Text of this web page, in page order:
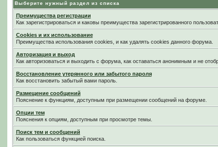
Выберите нужный раздел из списка
Преимущества регистрации
Как зарегистрироваться и каковы преимущества зарегистрированного
Cookies и их использование
Преимущества использования cookies, и как удалять cookies данного форума.
Авторизация и выход
Как авторизоваться и выходить с форума, как оставаться анонимным и не
Восстановление утерянного или забытого пароля
Как восстановить забытый вами пароль.
Размещение сообщений
Пояснение к функциям, доступным при размещении сообщений на форуме.
Опции тем
Пояснения к опциям, доступным при просмотре темы.
Поиск тем и сообщений
Как пользоваться функцией поиска.